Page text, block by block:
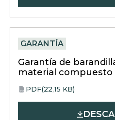
GARANTÍA
Garantía de
material compuesto
PDF PDF(22,15 KB)
opens
in